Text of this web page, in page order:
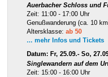
Auerbacher Schloss und
Zeit: 11:00 - 17:00 Uhr
Genußwanderung (ca. 10
Altersklasse: ab 50
... mehr Infos und Tickets
Datum: Fr, 25.09.- So,
Singlewandern auf dem
Zeit: 15:00 - 16:00 Uhr